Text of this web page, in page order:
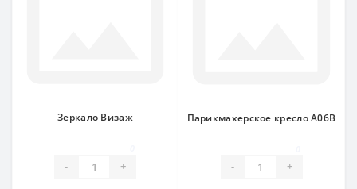
Зеркало Визаж
- +
Парикмахерское кресло A06B
- +